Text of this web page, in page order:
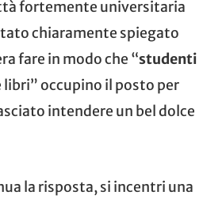
fortemente universitaria
chiaramente spiegato
fare in modo che “studenti
libri” occupino il posto per
intendere un bel dolce
la risposta, si incentri una